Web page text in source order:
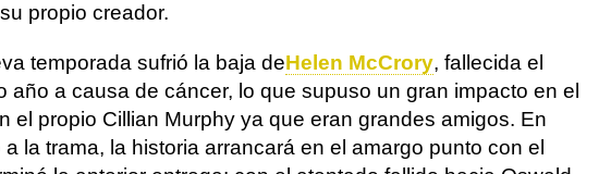
propio creador.
temporada sufrió la baja deHelen McCrory, fallecida el
año a causa de cáncer, lo que supuso un gran impacto en el
el propio Cillian Murphy ya que eran grandes amigos. En
la trama, la historia arrancará en el amargo punto con el